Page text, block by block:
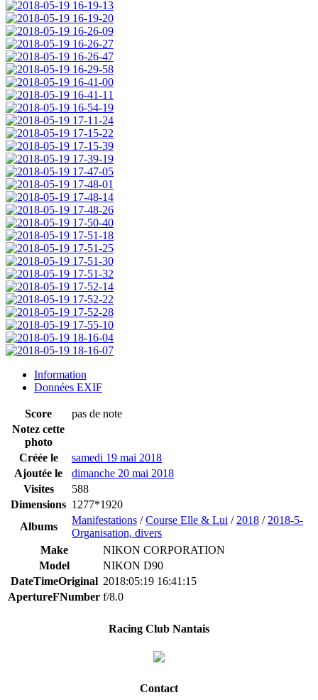
Information
Données EXIF
Score
pas de note
Notez cette
photo
Créée le
samedi 19 mai 2018
Ajoutée le
dimanche 20 mai 2018
Visites
588
Dimensions 1277*1920
Albums
Manifestations /Course Elle & Lui / 2018 / 2018-5-
Organisation, divers
Make
NIKON CORPORATION
Model
NIKON D90
DateTimeOriginal 2018:05:19 16:41:15
ApertureFNumber f/8.0
Racing Club Nantais
Contact